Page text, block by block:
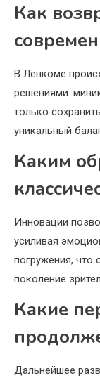
Как
В Ленкоме
решениями:
только
уникальный
Каким
Инновации
усиливая
погружения, что
поколение
Какие
Дальнейшее